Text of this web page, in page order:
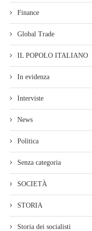
Finance
Global Trade
IL POPOLO ITALIANO
In evidenza
Interviste
News
Politica
Senza categoria
SOCIETÀ
STORIA
Storia dei socialisti